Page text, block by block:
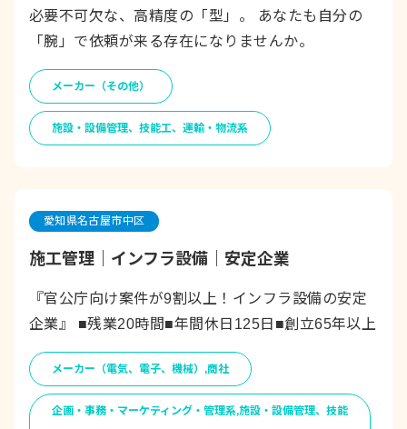
必要不可欠な、高精度の「型」。 あなたも自分の
「腕」で依頼が来る存在になりませんか。
メーカー（その他）
施設・設備管理、技能工、運輸・物流系
愛知県名古屋市中区
施工管理｜インフラ設備｜安定企業
『官公庁向け案件が9割以上！インフラ設備の安定
企業』 ■残業20時間■年間休日125日■創立65年以上
メーカー（電気、電子、機械）,商社
企画・事務・マーケティング・管理系,施設・設備管理、技能